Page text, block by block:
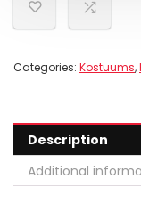
Categories: Kostuums,
Description
Additional